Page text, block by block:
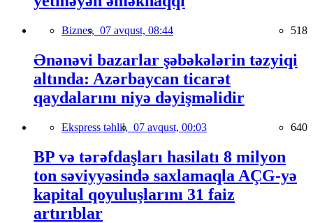
Biznes, 07 avqust, 08:44 518
Ənənəvi bazarlar şəbəkələrin təzyiqi
altında: Azərbaycan ticarət
qaydalarını niyə dəyişməlidir
Ekspress təhlil, 07 avqust, 00:03 640
BP və tərəfdaşları hasilatı 8 milyon
ton səviyyəsində saxlamaqla AÇG-yə
kapital qoyuluşlarını 31 faiz
artırıblar